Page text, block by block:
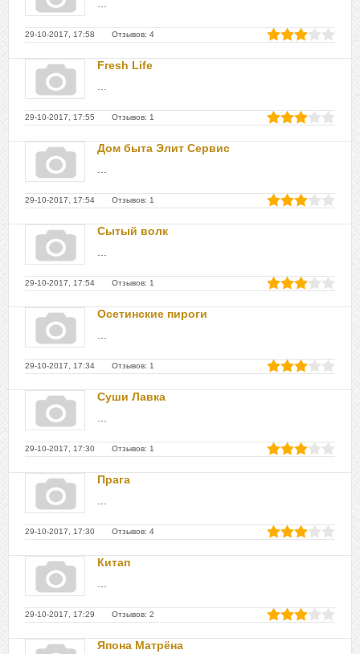
29-10-2017, 17:58 Отзывов: 4
Fresh Life
29-10-2017, 17:55 Отзывов: 1
Дом быта Элит Сервис
29-10-2017, 17:54 Отзывов: 1
Сытый волк
29-10-2017, 17:54 Отзывов: 1
Осетинские пироги
29-10-2017, 17:34 Отзывов: 1
Суши Лавка
29-10-2017, 17:30 Отзывов: 1
Прага
29-10-2017, 17:30 Отзывов: 4
Китап
29-10-2017, 17:29 Отзывов: 2
Япона Матрёна